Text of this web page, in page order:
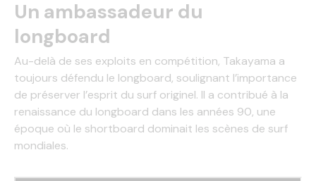
Un ambassadeur du
longboard
Au-delà de ses exploits en compétition, Takayama a
toujours défendu le longboard, soulignant l’importance
de préserver l’esprit du surf originel. Il a contribué à la
renaissance du longboard dans les années 90, une
époque où le shortboard dominait les scènes de surf
mondiales.